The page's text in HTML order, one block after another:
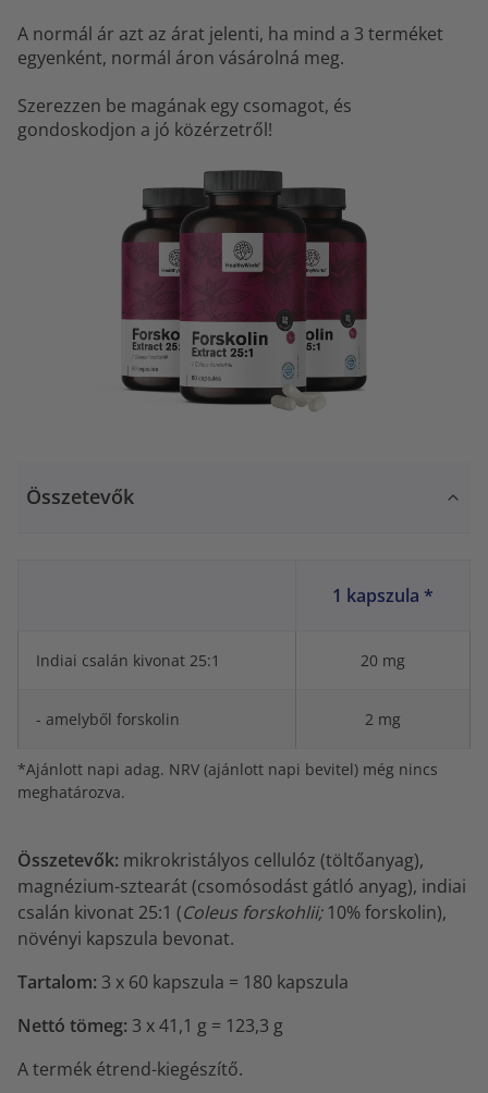
A normál ár azt az árat jelenti, ha mind a 3 terméket
egyenként, normál áron vásárolná meg.
Szerezzen be magának egy csomagot, és
gondoskodjon a jó közérzetről!
Összetevők
1 kapszula *
Indiai csalán kivonat 25:1 20 mg
- amelyből forskolin 2 mg
*Ajánlott napi adag. NRV (ajánlott napi bevitel) még nincs
meghatározva.
Összetevők: mikrokristályos cellulóz (töltőanyag),
magnézium-sztearát (csomósodást gátló anyag), indiai
csalán kivonat 25:1 (Coleus forskohlii; 10% forskolin),
növényi kapszula bevonat.
Tartalom: 3 x 60 kapszula = 180 kapszula
Nettó tömeg: 3 x 41,1 g = 123,3 g
A termék étrend-kiegészítő.